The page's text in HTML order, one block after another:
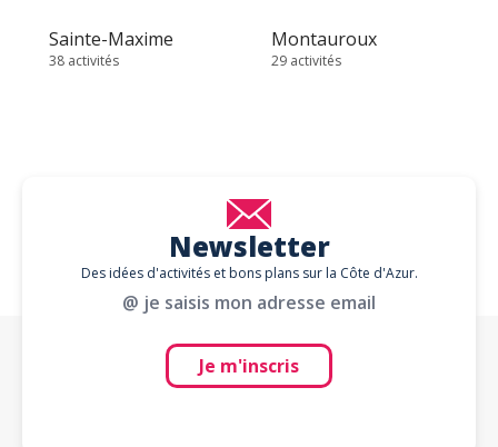
Sainte-Maxime
38 activités
Montauroux
29 activités
Newsletter
Des idées d'activités et bons plans sur la Côte d'Azur.
@ je saisis mon adresse email
Je m'inscris